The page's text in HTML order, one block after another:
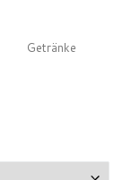
Getränke